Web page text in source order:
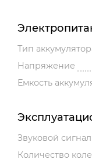
Тип
Напряжение
Емкость
Звуковой сигнал
Количество